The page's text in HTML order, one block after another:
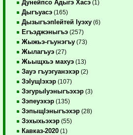
Дунейпсо Адыгэ Хасэ (1)
Дыгъуасэ (165)
ДызыгъэпIейтей Iуэху (6)
Егъэджэныгъэ (257)
Жыжьэ-гъунэгъу (73)
Жылагъуэ (27)
Жьыщхьэ махуэ (13)
Зауэ гъуэгуанэхэр (2)
ЗэIущIэхэр (107)
ЗэгурыIуэныгъэхэр (3)
Зэпеуэхэр (135)
ЗэпыщIэныгъэхэр (28)
Зэхыхьэхэр (55)
Кавказ-2020 (1)